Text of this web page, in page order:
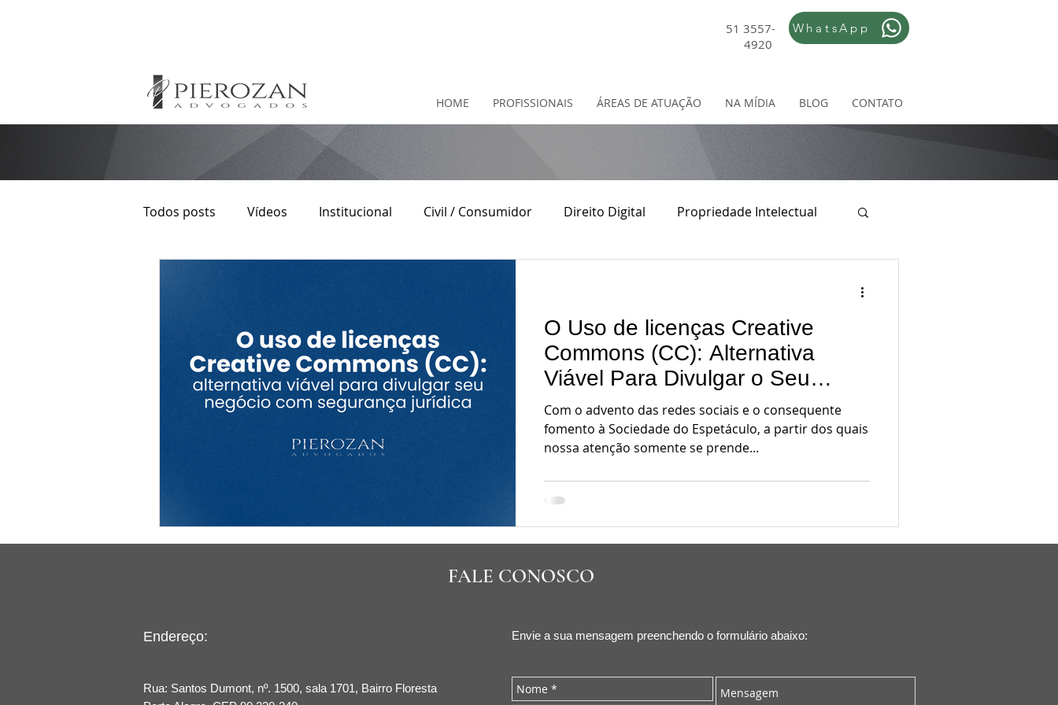
51 3557-
4920
WhatsApp
HOME PROFISSIONAIS ÁREAS DE ATUAÇÃO NA MÍDIA BLOG CONTATO
Todos posts Vídeos Institucional Civil / Consumidor Direito Digital Propriedade Intelectual
O Uso de licenças Creative
Commons (CC): Alternativa
Viável Para Divulgar o Seu
Negócio e Garantir os Direitos
do Autor.
Com o advento das redes sociais e o consequente
fomento à Sociedade do Espetáculo, a partir dos quais
nossa atenção somente se prende...
FALE CONOSCO
Endereço:
Rua: Santos Dumont, nº. 1500, sala 1701, Bairro Floresta
Envie a sua mensagem preenchendo o formulário abaixo: